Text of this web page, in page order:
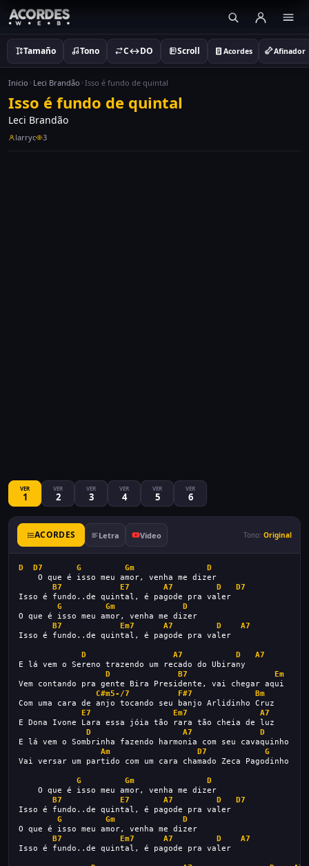
Tamaño Tono C↔DO Scroll Acordes Afinador
Inicio Leci Brandão Isso é fundo de quintal
Isso é fundo de quintal
Leci Brandão
larryc 3
VER
1
VER
2
VER
3
VER
4
VER
5
VER
6
ACORDES Letra Video Tono: Original
D D7 G Gm
D
O que é isso meu amor, venha me dizer
B7
E7 A7 D
D7
Isso é fundo..de quintal, é pagode pra valer
G
Gm
D
O que é isso meu amor, venha me dizer
B7
Em7 A7 D
A7
Isso é fundo..de quintal, é pagode pra valer
D A7 D
A7
E lá vem o Sereno trazendo um recado do Ubirany
D
B7
Em
Vem contando pra gente Bira Presidente, vai chegar aqui
C#m5-/7
F#7
Bm
Com uma cara de anjo tocando seu banjo Arlidinho Cruz
E7
Em7
A7
E Dona Ivone Lara essa jóia tão rara tão cheia de luz
D
A7
D
E lá vem o Sombrinha fazendo harmonia com seu cavaquinho
Am
D7 G
Vai versar um partido com um cara chamado Zeca Pagodinho
G Gm
D
O que é isso meu amor, venha me dizer
B7
E7 A7 D
D7
Isso é fundo..de quintal, é pagode pra valer
G
Gm
D
O que é isso meu amor, venha me dizer
B7
Em7 A7 D
A7
Isso é fundo..de quintal, é pagode pra valer